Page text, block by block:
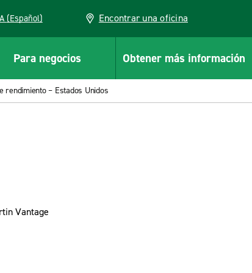
USA (Español) Encontrar una oficina
Para negocios Obtener más información
rendimiento – Estados Unidos